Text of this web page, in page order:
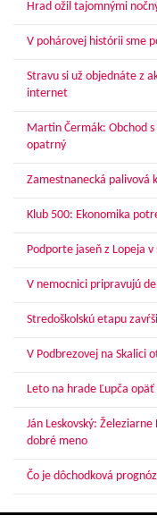
Hrad ožil tajomnými
V pohárovej histórii sme
Stravu si už objednáte z
internet
Martin Čermák: Obchod
opatrný
Zamestnanecká palivová
Klub 500: Ekonomika
Podporte jaseň z Lopeja
V nemocnici pripravujú
Stredoškolskú etapu
V Podbrezovej na Skalici
Leto na hrade Ľupča
Ján Leskovský:
dobré meno
Čo je dôchodková